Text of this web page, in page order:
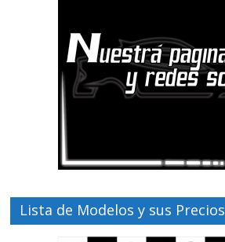
Lista de Modelos y sus Precios